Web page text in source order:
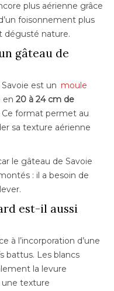
plus aérienne grâce
foisonnement plus
dégusté nature.
gâteau de
est un moule
en 20 à 24 cm de
format permet au
sa texture aérienne
le gâteau de Savoie
: il a besoin de
est-il aussi
à l’incorporation d’une
battus. Les blancs
la levure
texture